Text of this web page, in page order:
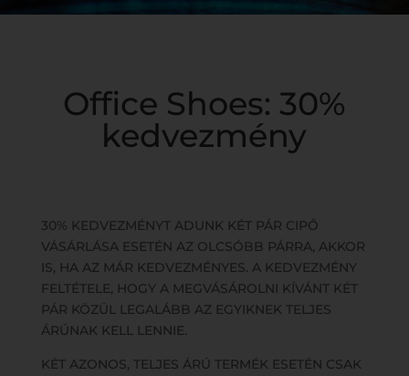
Office Shoes: 30%
kedvezmény
30% KEDVEZMÉNYT ADUNK KÉT PÁR CIPŐ
VÁSÁRLÁSA ESETÉN AZ OLCSÓBB PÁRRA, AKKOR
IS, HA AZ MÁR KEDVEZMÉNYES. A KEDVEZMÉNY
FELTÉTELE, HOGY A MEGVÁSÁROLNI KÍVÁNT KÉT
PÁR KÖZÜL LEGALÁBB AZ EGYIKNEK TELJES
ÁRÚNAK KELL LENNIE.
KÉT AZONOS, TELJES ÁRÚ TERMÉK ESETÉN CSAK